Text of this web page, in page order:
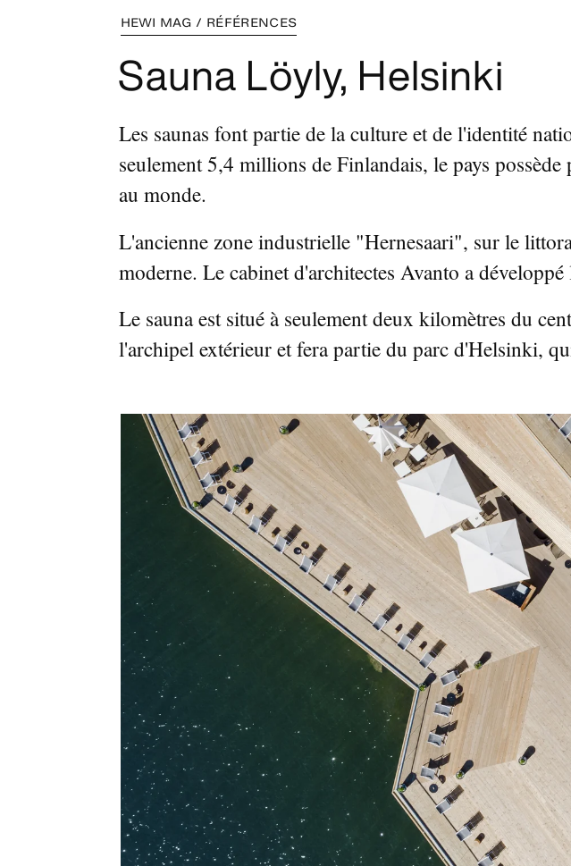
HEWI MAG / RÉFÉRENCES
Sauna Löyly, Helsinki
Les saunas font partie de la culture et de l'identité
seulement 5,4 millions de Finlandais, le pays
au monde.
L'ancienne zone industrielle "Hernesaari", sur le
moderne. Le cabinet d'architectes Avanto a
Le sauna est situé à seulement deux kilomètres du
l'archipel extérieur et fera partie du parc d'Helsinki,